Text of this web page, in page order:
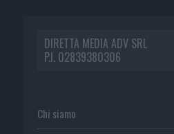
DIRETTA MEDIA ADV SRL
P.I. 02839380306
Chi siamo